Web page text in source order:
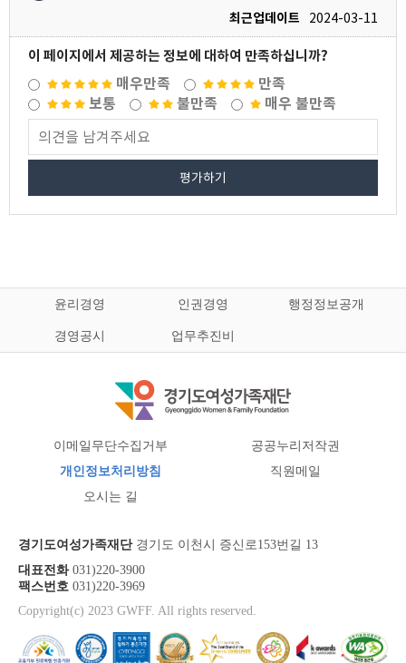
최근업데이트
2024-03-11
이 페이지에서 제공하는 정보에 대하여 만족하십니까?
매우만족
만족
보통
불만족 매우 불만족
평가하기
윤리경영 인권경영 행정정보공개
경영공시 업무추진비
이메일무단수집거부
공공누리저작권
개인정보처리방침
직원메일
오시는 길
경기도여성가족재단경기도 이천시 증신로153번길 13
대표전화031)220-3900
팩스번호 031)220-3969
Copyright(c) 2023 GWFF. All rights reserved.